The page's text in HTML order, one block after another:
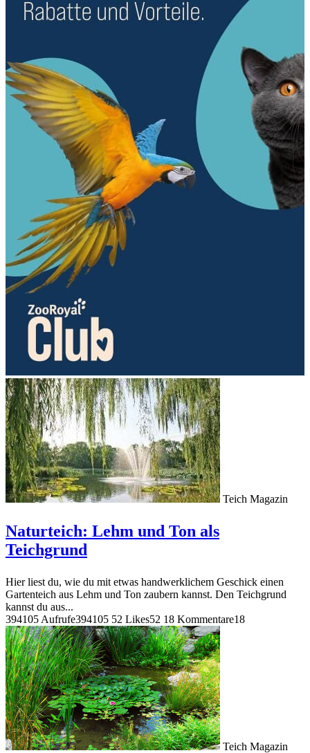
Teich Magazin
Naturteich: Lehm und Ton als
Teichgrund
Hier liest du, wie du mit etwas handwerklichem Geschick einen
Gartenteich aus Lehm und Ton zaubern kannst. Den Teichgrund
kannst du aus...
394105 Aufrufe394105 52 Likes52 18 Kommentare18
Teich Magazin